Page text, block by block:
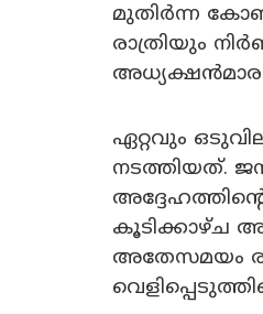
മുതിർന്ന
രാത്രിയും
ഏറ്റവും
നടത്തിയത്.
കൂടിക്കാഴ്ച
അതേസമയം